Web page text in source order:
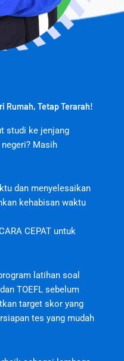
Rumah, Tetap Terarah!
studi ke jenjang
Masih
dan menyelesaikan
kehabisan waktu
CEPAT untuk
latihan soal
TOEFL sebelum
target skor yang
tes yang mudah